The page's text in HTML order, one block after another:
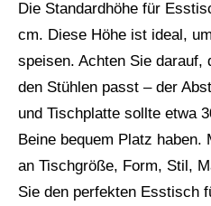
Die Standardhöhe für
cm. Diese Höhe ist ideal,
speisen. Achten Sie darauf,
den Stühlen passt – der
und Tischplatte sollte etwa
Beine bequem Platz haben.
an Tischgröße, Form, Stil,
Sie den perfekten Esstisch